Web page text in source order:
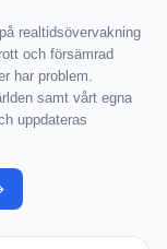
realtidsövervakning
och försämrad
har problem.
samt vårt egna
uppdateras